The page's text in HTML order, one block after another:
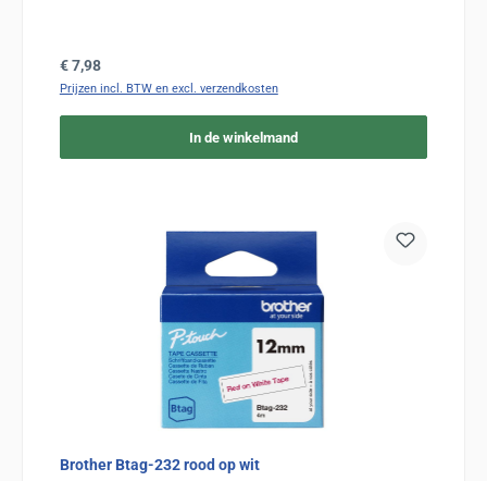
Normale prijs:
€ 7,98
Prijzen incl. BTW en excl. verzendkosten
In de winkelmand
Brother Btag-232 rood op wit